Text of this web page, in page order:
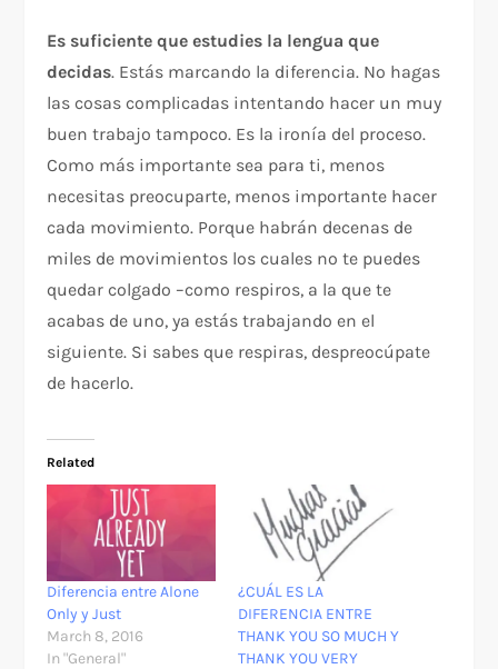
Es suficiente que estudies la lengua que
decidas. Estás marcando la diferencia. No hagas
las cosas complicadas intentando hacer un muy
buen trabajo tampoco. Es la ironía del proceso.
Como más importante sea para ti, menos
necesitas preocuparte, menos importante hacer
cada movimiento. Porque habrán decenas de
miles de movimientos los cuales no te puedes
quedar colgado –como respiros, a la que te
acabas de uno, ya estás trabajando en el
siguiente. Si sabes que respiras, despreocúpate
de hacerlo.
Related
Diferencia entre Alone
Only y Just
March 8, 2016
In "General"
¿CUÁL ES LA
DIFERENCIA ENTRE
THANK YOU SO MUCH Y
THANK YOU VERY